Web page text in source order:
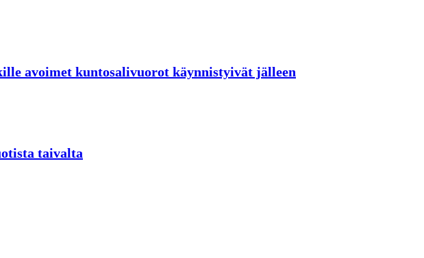
avoimet kuntosalivuorot käynnistyivät jälleen
taivalta